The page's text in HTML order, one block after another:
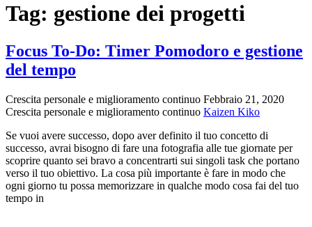
Tag: gestione dei progetti
Focus To-Do: Timer Pomodoro e gestione
del tempo
Crescita personale e miglioramento continuo Febbraio 21, 2020
Crescita personale e miglioramento continuo Kaizen Kiko
Se vuoi avere successo, dopo aver definito il tuo concetto di
successo, avrai bisogno di fare una fotografia alle tue giornate per
scoprire quanto sei bravo a concentrarti sui singoli task che portano
verso il tuo obiettivo. La cosa più importante è fare in modo che
ogni giorno tu possa memorizzare in qualche modo cosa fai del tuo
tempo in